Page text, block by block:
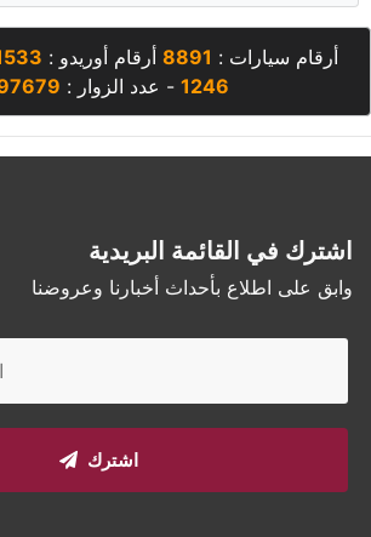
أرقام سيارات : 8891 أرقام أوريدو :
1246 - عدد الزوار :
اشترك في القائمة البريدية
وابق على اطلاع بأحداث أخبارنا وعروضنا
اشترك